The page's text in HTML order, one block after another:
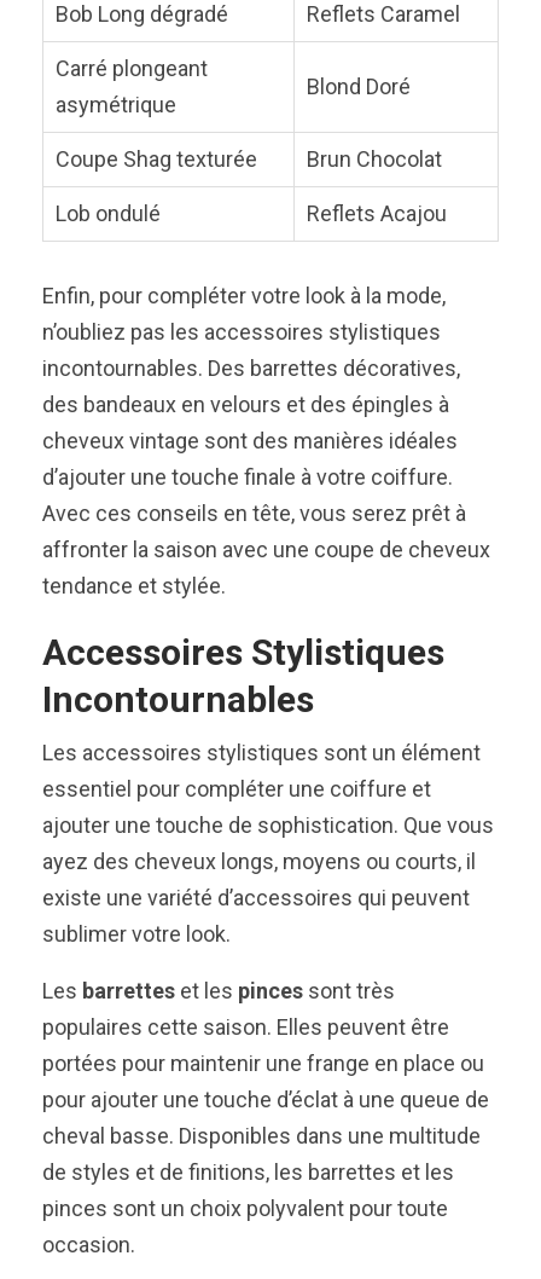
Bob Long dégradé Reflets Caramel
Carré plongeant
asymétrique
Blond Doré
Coupe Shag texturée Brun Chocolat
Lob ondulé Reflets Acajou
Enfin, pour compléter votre look à la mode,
n’oubliez pas les accessoires stylistiques
incontournables. Des barrettes décoratives,
des bandeaux en velours et des épingles à
cheveux vintage sont des manières idéales
d’ajouter une touche finale à votre coiffure.
Avec ces conseils en tête, vous serez prêt à
affronter la saison avec une coupe de cheveux
tendance et stylée.
Accessoires Stylistiques
Incontournables
Les accessoires stylistiques sont un élément
essentiel pour compléter une coiffure et
ajouter une touche de sophistication. Que vous
ayez des cheveux longs, moyens ou courts, il
existe une variété d’accessoires qui peuvent
sublimer votre look.
Les barrettes et les pinces sont très
populaires cette saison. Elles peuvent être
portées pour maintenir une frange en place ou
pour ajouter une touche d’éclat à une queue de
cheval basse. Disponibles dans une multitude
de styles et de finitions, les barrettes et les
pinces sont un choix polyvalent pour toute
occasion.